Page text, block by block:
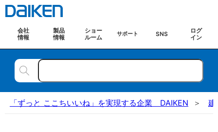
会社
情報
製品
情報
ショー
ルーム
サポート SNS
ログ
イン
「ずっと ここちいいね」を実現する企業 DAIKEN 建